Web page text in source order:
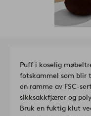
Puff i koselig
fotskammel som blir
en ramme av FSC-
sikksakkfjærer og
Bruk en fuktig klut